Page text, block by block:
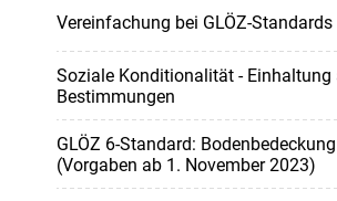
Vereinfachung bei GLÖZ-Standards
Soziale Konditionalität - Einhaltung
Bestimmungen
GLÖZ 6-Standard:
(Vorgaben ab 1. November 2023)